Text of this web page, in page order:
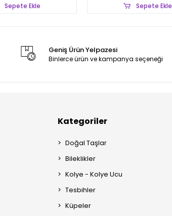
Sepete Ekle Sepete Ekle
Geniş Ürün Yelpazesi
Binlerce ürün ve kampanya seçeneği
Kategoriler
Doğal Taşlar
Bileklikler
Kolye - Kolye Ucu
Tesbihler
Küpeler